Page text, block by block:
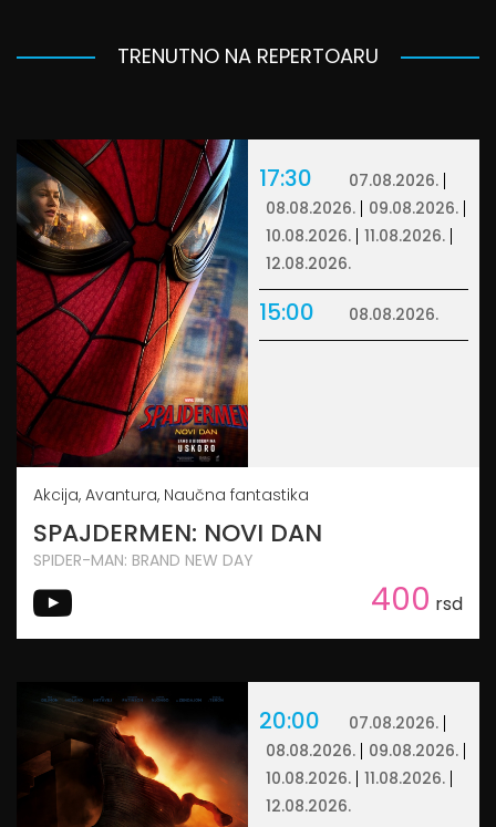
TRENUTNO NA REPERTOARU
17:30
07.08.2026.
08.08.2026.
09.08.2026.
10.08.2026.
11.08.2026.
12.08.2026.
15:00 08.08.2026.
Akcija, Avantura, Naučna fantastika
SPAJDERMEN: NOVI DAN
SPIDER-MAN: BRAND NEW DAY
400 rsd
20:00
07.08.2026.
08.08.2026.
09.08.2026.
10.08.2026.
11.08.2026.
12.08.2026.